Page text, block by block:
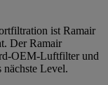
ist Ramair
Der Ramair
OEM-Luftfilter und
nächste Level.